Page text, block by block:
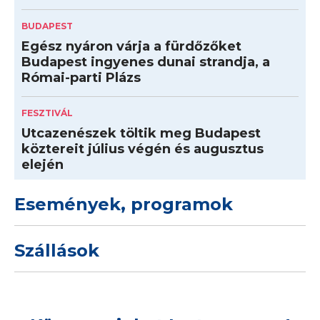
BUDAPEST
Egész nyáron várja a fürdőzőket
Budapest ingyenes dunai strandja, a
Római-parti Plázs
FESZTIVÁL
Utcazenészek töltik meg Budapest
köztereit július végén és augusztus
elején
Események, programok
Szállások